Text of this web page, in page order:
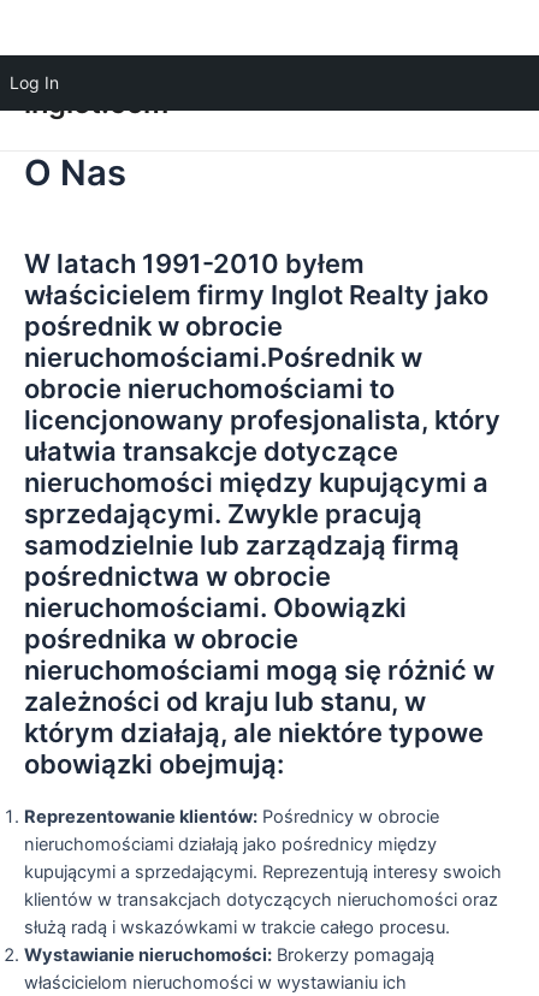
Log In
inglot.com
O Nas
W latach 1991-2010 byłem
właścicielem firmy Inglot Realty jako
pośrednik w obrocie
nieruchomościami.Pośrednik w
obrocie nieruchomościami to
licencjonowany profesjonalista, który
ułatwia transakcje dotyczące
nieruchomości między kupującymi a
sprzedającymi. Zwykle pracują
samodzielnie lub zarządzają firmą
pośrednictwa w obrocie
nieruchomościami. Obowiązki
pośrednika w obrocie
nieruchomościami mogą się różnić w
zależności od kraju lub stanu, w
którym działają, ale niektóre typowe
obowiązki obejmują:
Reprezentowanie klientów: Pośrednicy w obrocie
nieruchomościami działają jako pośrednicy między
kupującymi a sprzedającymi. Reprezentują interesy swoich
klientów w transakcjach dotyczących nieruchomości oraz
służą radą i wskazówkami w trakcie całego procesu.
Wystawianie nieruchomości: Brokerzy pomagają
właścicielom nieruchomości w wystawianiu ich